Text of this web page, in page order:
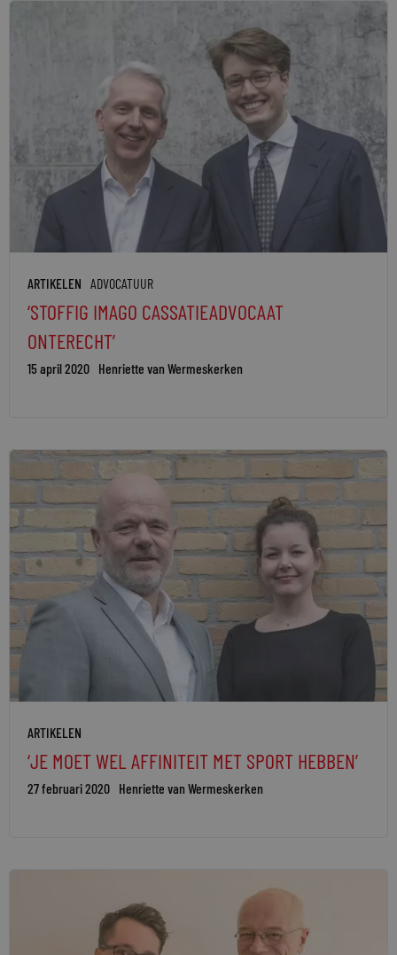
ARTIKELEN ADVOCATUUR
‘STOFFIG IMAGO CASSATIEADVOCAAT
ONTERECHT’
15 april 2020 Henriette van Wermeskerken
ARTIKELEN
‘JE MOET WEL AFFINITEIT MET SPORT HEBBEN’
27 februari 2020 Henriette van Wermeskerken